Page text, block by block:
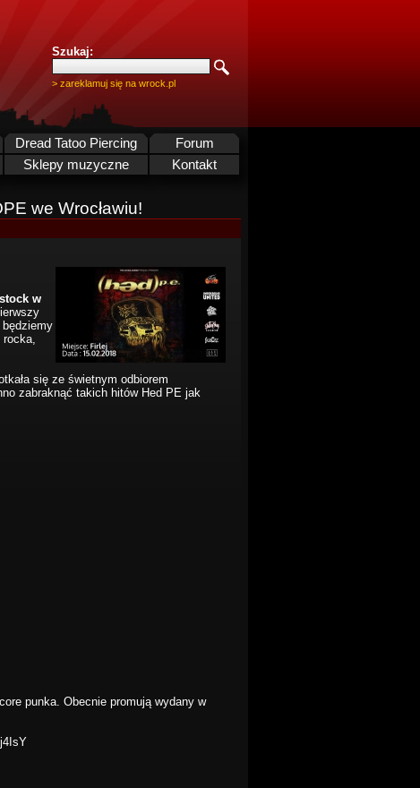
Szukaj:
> zareklamuj się na wrock.pl
Dread Tatoo Piercing
Forum
Sklepy muzyczne Kontakt
we Wrocławiu!
w
będziemy
rocka,
się ze świetnym odbiorem
zabraknąć takich hitów Hed PE jak
punka. Obecnie promują wydany w